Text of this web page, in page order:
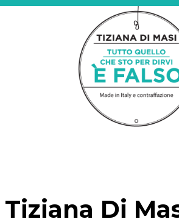
PROMOTORI BIOGRAFIE PRESS
Tiziana Di